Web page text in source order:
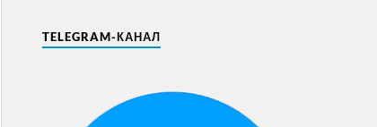
TELEGRAM-КАНАЛ